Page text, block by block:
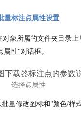
量标注点属性设置
象所属的文件夹目录
性"对话框。
选择点属性
量修改图标和"颜色/样